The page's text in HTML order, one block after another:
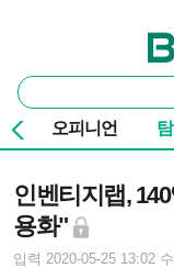
바
통
합
검
색
오피니언
인벤티지랩,
용화"
입력 2020-05-25 13:02